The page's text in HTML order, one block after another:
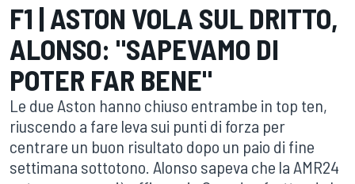
F1 | ASTON VOLA SUL DRITTO,
ALONSO: "SAPEVAMO DI
POTER FAR BENE"
Le due Aston hanno chiuso entrambe in top ten,
riuscendo a fare leva sui punti di forza per
centrare un buon risultato dopo un paio di fine
settimana sottotono. Alonso sapeva che la AMR24